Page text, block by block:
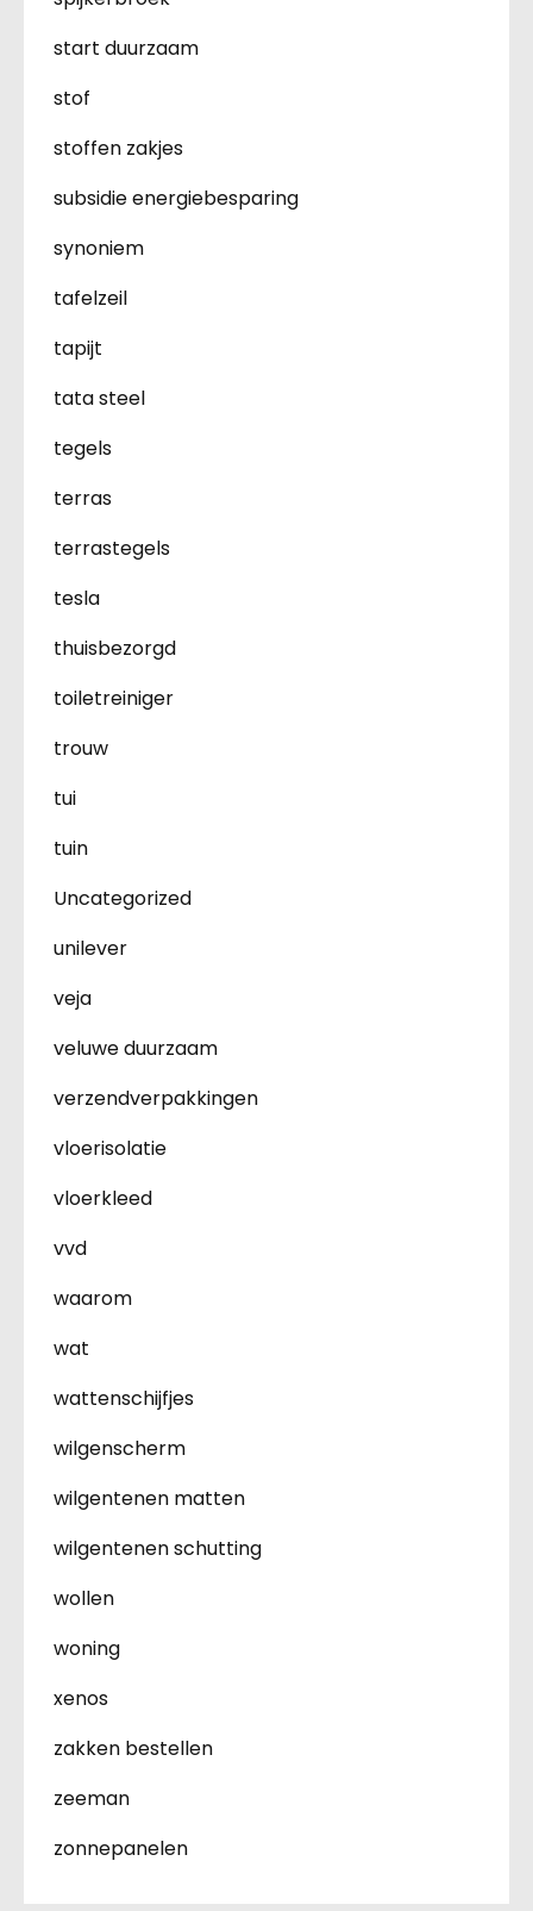
start duurzaam
stof
stoffen zakjes
subsidie energiebesparing
synoniem
tafelzeil
tapijt
tata steel
tegels
terras
terrastegels
tesla
thuisbezorgd
toiletreiniger
trouw
tui
tuin
Uncategorized
unilever
veja
veluwe duurzaam
verzendverpakkingen
vloerisolatie
vloerkleed
vvd
waarom
wat
wattenschijfjes
wilgenscherm
wilgentenen matten
wilgentenen schutting
wollen
woning
xenos
zakken bestellen
zeeman
zonnepanelen